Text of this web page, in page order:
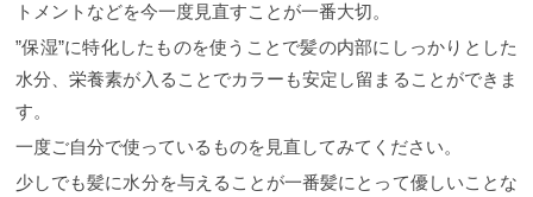
てね！ばかりいってきましたが逆に考えるのであれ
ば暗くなるのを利用するってことができると思いま
せんか。 例えば「暗くしたいし、透明感も欲しいと
言う方には非常にいい方法だと思います。 黒染めと
になるので次回のカラーにも大きく影響してしまう
暗くすると黒の色素は入ってはないので時間がたつ
トメントなどを今一度見直すことが一番大切。
”保湿”に特化したものを使うことで髪の内部にしっかりとした
水分、栄養素が入ることでカラーも安定し留まることができま
す。
一度ご自分で使っているものを見直してみてください。
少しでも髪に水分を与えることが一番髪にとって優しいことな